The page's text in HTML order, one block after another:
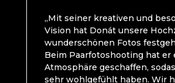
„Mit seiner kreativen und
Vision hat Donát unsere
wunderschönen Fotos
Beim Paarfotoshooting hat er
Atmosphäre geschaffen,
sehr wohlgefühlt haben. Wir